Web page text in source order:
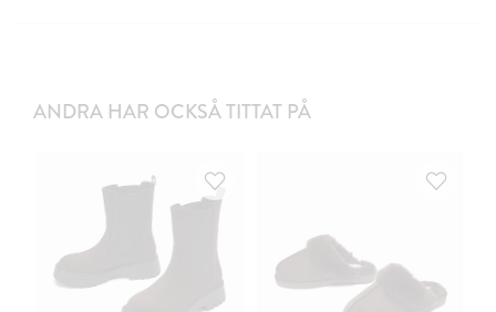
ANDRA HAR OCKSÅ TITTAT PÅ